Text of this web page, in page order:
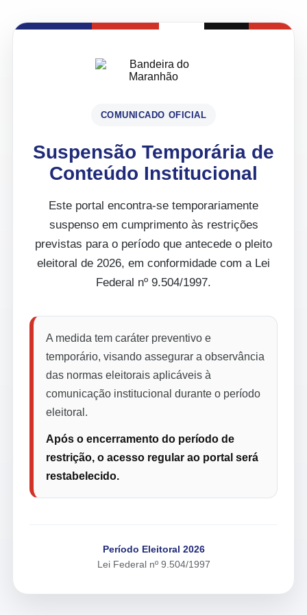
COMUNICADO OFICIAL
Suspensão Temporária de
Conteúdo Institucional
Este portal encontra-se temporariamente
suspenso em cumprimento às restrições
previstas para o período que antecede o pleito
eleitoral de 2026, em conformidade com a Lei
Federal nº 9.504/1997.
A medida tem caráter preventivo e
temporário, visando assegurar a observância
das normas eleitorais aplicáveis à
comunicação institucional durante o período
eleitoral.
Após o encerramento do período de
restrição, o acesso regular ao portal será
restabelecido.
Período Eleitoral 2026
Lei Federal nº 9.504/1997